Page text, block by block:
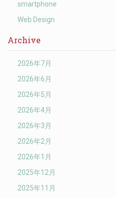
smartphone
Web Design
Archive
2026年7月
2026年6月
2026年5月
2026年4月
2026年3月
2026年2月
2026年1月
2025年12月
2025年11月